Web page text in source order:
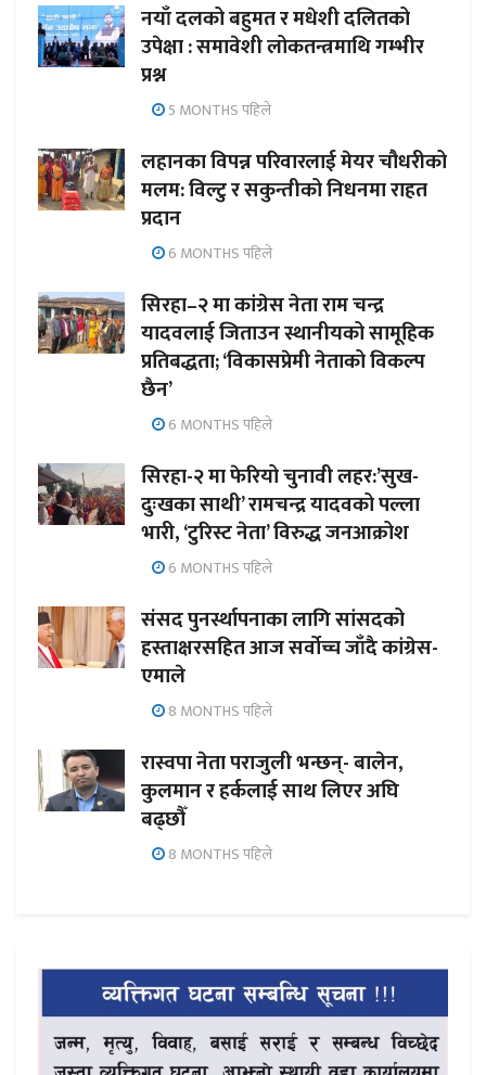
नयाँ दलको बहुमत र मधेशी दलितको
उपेक्षा : समावेशी लोकतन्त्रमाथि गम्भीर
प्रश्न
5 MONTHS पहिले
लहानका विपन्न परिवारलाई मेयर चौधरीको
मलम: विल्टु र सकुन्तीको निधनमा राहत
प्रदान
6 MONTHS पहिले
सिरहा–२ मा कांग्रेस नेता राम चन्द्र
यादवलाई जिताउन स्थानीयको सामूहिक
प्रतिबद्धता; ‘विकासप्रेमी नेताको विकल्प
छैन’
6 MONTHS पहिले
सिरहा-२ मा फेरियो चुनावी लहर:’सुख-
दुःखका साथी’ रामचन्द्र यादवको पल्ला
भारी, ‘टुरिस्ट नेता’ विरुद्ध जनआक्रोश
6 MONTHS पहिले
संसद पुनर्स्थापनाका लागि सांसदको
हस्ताक्षरसहित आज सर्वोच्च जाँदै कांग्रेस-
एमाले
8 MONTHS पहिले
रास्वपा नेता पराजुली भन्छन्- बालेन,
कुलमान र हर्कलाई साथ लिएर अघि
बढ्छौँ
8 MONTHS पहिले